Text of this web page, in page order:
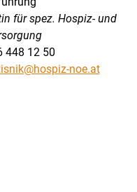
für spez. Hospiz- und
448 12 50
noe.at